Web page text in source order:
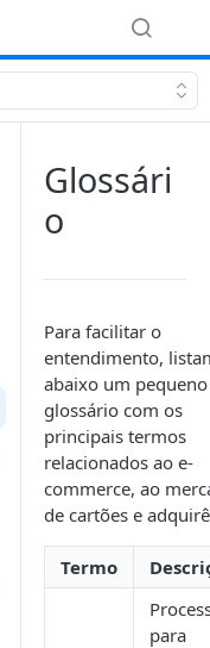
Glossári
o
Para facilitar o
entendimento,
abaixo um pequeno
glossário com os
principais termos
relacionados ao e-
commerce, ao
de cartões e
Termo
para